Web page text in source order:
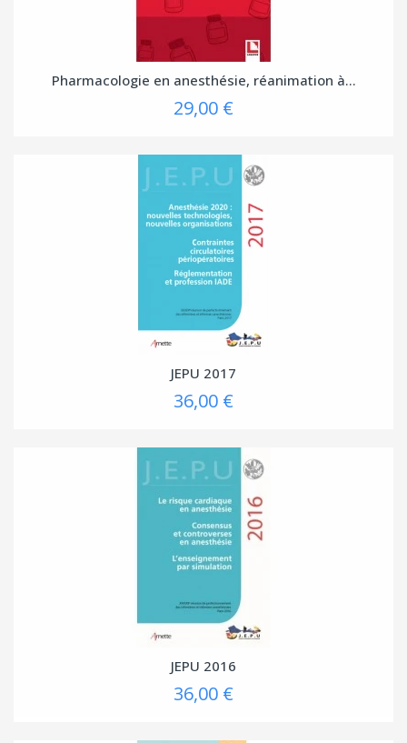
Pharmacologie en anesthésie, réanimation à...
29,00 €
JEPU 2017
36,00 €
JEPU 2016
36,00 €